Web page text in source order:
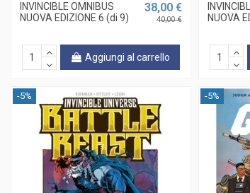
INVINCIBLE OMNIBUS
NUOVA EDIZIONE 6 (di 9)
38,00 €
40,00 €
Aggiungi al carrello
NUOVA
-5% -5%